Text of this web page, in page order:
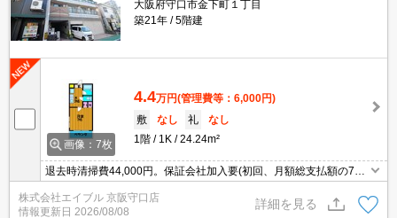
大阪府守口市金下町１丁目
築21年
5階建
画像：7枚
4.4万円(管理費等：6,000円)
敷
なし 礼
なし
1階
1K 24.24m²
退去時清掃費44,000円。保証会社加入要(初回、月額総支払額の7
0%)。
株式会社エイブル 京阪守口店
情報更新日 2026/08/08
詳細を見る